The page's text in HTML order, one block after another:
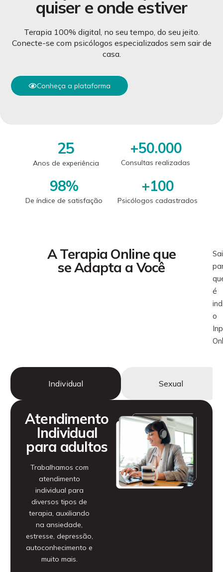
quiser e onde estiver
Terapia 100% digital, no seu tempo, do seu jeito.
Conecte-se com psicólogos especializados sem sair de
casa.
Conheça a plataforma
25
Anos de experiência
+50.000
Consultas realizadas
98%
De índice de satisfação
+100
Psicólogos cadastrados
A Terapia Online que
se Adapta a Você
é
o
Individual Sexual
Atendimento
Individual
para adultos
Trabalhamos com
atendimento
individual para
diversos tipos de
terapia, auxiliando
na ansiedade,
estresse, depressão,
autoconhecimento e
muito mais.